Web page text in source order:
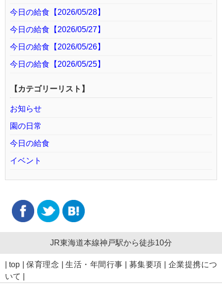
今日の給食【2026/05/28】
今日の給食【2026/05/27】
今日の給食【2026/05/26】
今日の給食【2026/05/25】
【カテゴリーリスト】
お知らせ
園の日常
今日の給食
イベント
JR東海道本線神戸駅から徒歩10分
|top |保育理念 |生活・年間行事 募集要項
企業提携につ
いて